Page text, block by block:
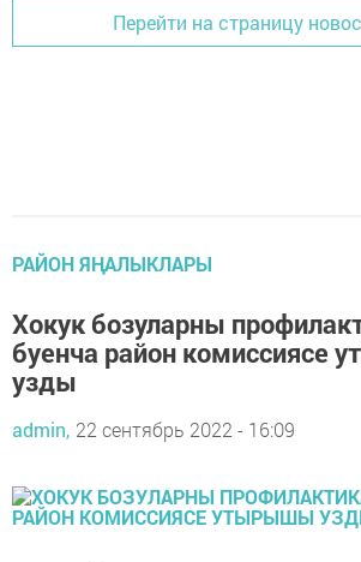
Перейти на страницу
РАЙОН ЯҢАЛЫКЛАРЫ
Хокук бозуларны
буенча район комиссиясе
узды
admin, 22 сентябрь 2022 - 16:09